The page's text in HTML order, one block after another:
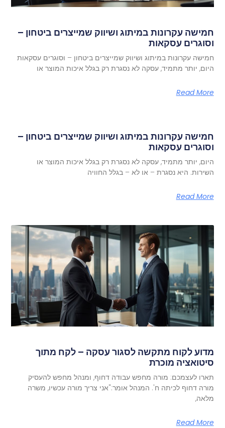
חמישה עקרונות במיתוג ושיווק שמייצרים ביטחון –
וסוגרים עסקאות
חמישה עקרונות במיתוג ושיווק שמייצרים ביטחון – וסוגרים עסקאות
היום, יותר מתמיד, עסקה לא נסגרת רק בגלל איכות המוצר או
Read More
חמישה עקרונות במיתוג ושיווק שמייצרים ביטחון –
וסוגרים עסקאות
היום, יותר מתמיד, עסקה לא נסגרת רק בגלל איכות המוצר או
השירות. היא נסגרת – או לא – בגלל החוויה
Read More
מדוע לקוח מתקשה לסגור עסקה – לקח מתוך
סיטואציה מוכרת
תארו לעצמכם: מורה מחפש עבודה דחוף, ומנהל מחפש להעסיק
מורה דחוף לכיתה ח'. המנהל אומר:"אני צריך מורה עכשיו, משרה
מלאה,
Read More